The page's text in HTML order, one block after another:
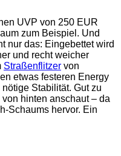
UVP von 250 EUR
zum Beispiel. Und
nur das: Eingebettet wird
und recht weicher
Straßenflitzer von
etwas festeren Energy
Stabilität. Gut zu
hinten anschaut – da
Schaums hervor. Ein